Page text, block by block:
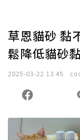
草恩貓砂 黏
鬆降低貓砂
2025-03-22 13:45